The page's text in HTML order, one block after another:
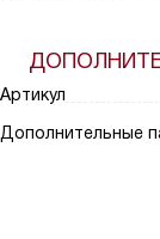
Артикул
Дополнительные